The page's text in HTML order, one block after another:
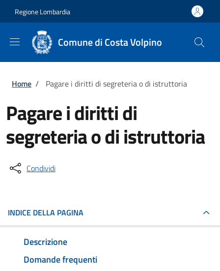
Regione Lombardia
Comune di Costa Volpino
Briciole di pane
Home / Pagare i diritti di segreteria o di istruttoria
Pagare i diritti di
segreteria o di istruttoria
Condividi
INDICE DELLA PAGINA
Descrizione
Domande frequenti